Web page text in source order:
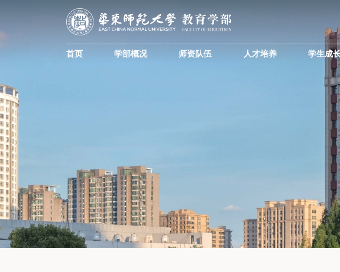
首页 学部概况 师资队伍 人才培养 学生成